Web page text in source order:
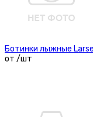
Ботинки лыжные
от /шт